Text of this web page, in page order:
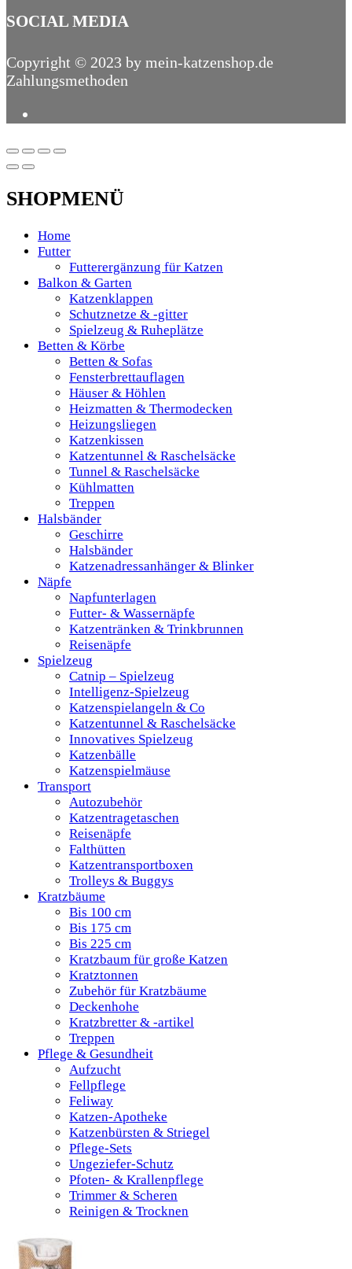
SOCIAL MEDIA
Copyright © 2023 by mein-katzenshop.de
Zahlungsmethoden
SHOPMENÜ
Home
Futter
Futterergänzung für Katzen
Balkon & Garten
Katzenklappen
Schutznetze & -gitter
Spielzeug & Ruheplätze
Betten & Körbe
Betten & Sofas
Fensterbrettauflagen
Häuser & Höhlen
Heizmatten & Thermodecken
Heizungsliegen
Katzenkissen
Katzentunnel & Raschelsäcke
Tunnel & Raschelsäcke
Kühlmatten
Treppen
Halsbänder
Geschirre
Halsbänder
Katzenadressanhänger & Blinker
Näpfe
Napfunterlagen
Futter- & Wassernäpfe
Katzentränken & Trinkbrunnen
Reisenäpfe
Spielzeug
Catnip – Spielzeug
Intelligenz-Spielzeug
Katzenspielangeln & Co
Katzentunnel & Raschelsäcke
Innovatives Spielzeug
Katzenbälle
Katzenspielmäuse
Transport
Autozubehör
Katzentragetaschen
Reisenäpfe
Falthütten
Katzentransportboxen
Trolleys & Buggys
Kratzbäume
Bis 100 cm
Bis 175 cm
Bis 225 cm
Kratzbaum für große Katzen
Kratztonnen
Zubehör für Kratzbäume
Deckenhohe
Kratzbretter & -artikel
Treppen
Pflege & Gesundheit
Aufzucht
Fellpflege
Feliway
Katzen-Apotheke
Katzenbürsten & Striegel
Pflege-Sets
Ungeziefer-Schutz
Pfoten- & Krallenpflege
Trimmer & Scheren
Reinigen & Trocknen